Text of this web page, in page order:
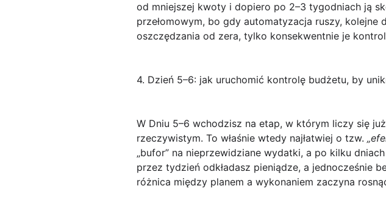
od mniejszej kwoty i dopiero po 2–3 tygodniach ją
przełomowym, bo gdy automatyzacja ruszy,
oszczędzania od zera, tylko konsekwentnie je
4. Dzień 5–6: jak uruchomić kontrolę budżetu, by
W Dniu 5–6 wchodzisz na etap, w którym liczy się już
rzeczywistym. To właśnie wtedy najłatwiej o tzw.
„bufor” na nieprzewidziane wydatki, a po kilku
przez tydzień odkładasz pieniądze, a jednocześnie
różnica między planem a wykonaniem zaczyna